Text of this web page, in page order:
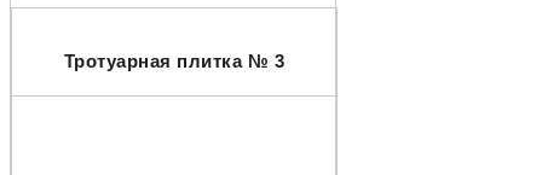
Тротуарная плитка № 3